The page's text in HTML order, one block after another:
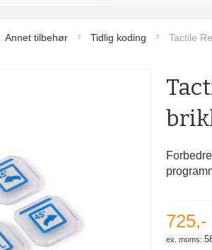
Annet tilbehør Tidlig koding Tactile
725,-